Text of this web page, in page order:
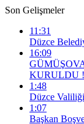
Son Gelişmeler
11:31
Düzce
16:09
KURULDU !
1:48
Düzce
1:07
Başkan